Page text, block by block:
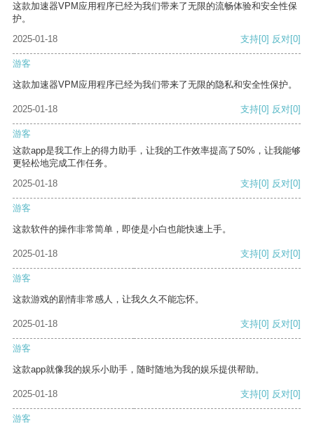
这款加速器VPM应用程序已经为我们带来了无限的流畅体验和安全性保
护。
2025-01-18
支持[0] 反对[0]
游客
这款加速器VPM应用程序已经为我们带来了无限的隐私和安全性保护。
2025-01-18 支持[0] 反对[0]
游客
这款app是我工作上的得力助手，让我的工作效率提高了50%，让我能够
更轻松地完成工作任务。
2025-01-18
支持[0] 反对[0]
游客
这款软件的操作非常简单，即使是小白也能快速上手。
2025-01-18 支持[0] 反对[0]
游客
这款游戏的剧情非常感人，让我久久不能忘怀。
2025-01-18 支持[0] 反对[0]
游客
这款app就像我的娱乐小助手，随时随地为我的娱乐提供帮助。
2025-01-18 支持[0] 反对[0]
游客